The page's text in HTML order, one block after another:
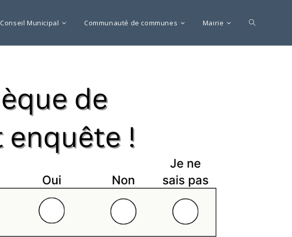
Conseil Municipal Communauté de communes Mairie